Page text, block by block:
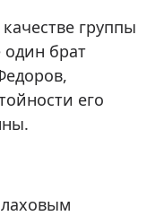
группы
брат
его